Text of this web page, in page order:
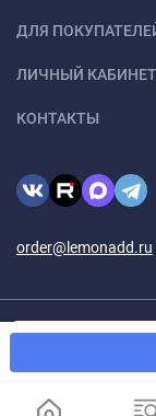
ДЛЯ
ЛИЧНЫЙ КАБИНЕТ
КОНТАКТЫ
order@lemonadd.ru